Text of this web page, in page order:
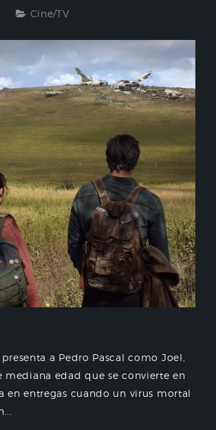
Cine/TV
presenta a Pedro Pascal como Joel,
mediana edad que se convierte en
en entregas cuando un virus mortal